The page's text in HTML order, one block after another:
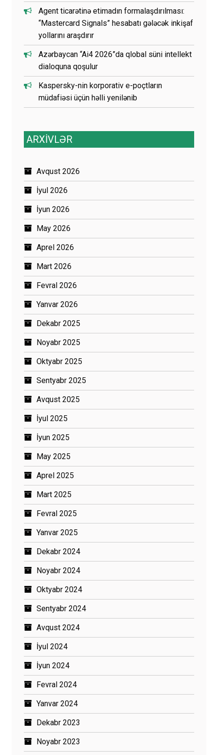
Agent ticarətinə etimadın formalaşdırılması:
“Mastercard Signals” hesabatı gələcək inkişaf
yollarını araşdırır
Azərbaycan “Ai4 2026”da qlobal süni intellekt
dialoquna qoşulur
Kaspersky-nin korporativ e-poçtların
müdafiəsi üçün həlli yenilənib
ARXİVLƏR
Avqust 2026
İyul 2026
İyun 2026
May 2026
Aprel 2026
Mart 2026
Fevral 2026
Yanvar 2026
Dekabr 2025
Noyabr 2025
Oktyabr 2025
Sentyabr 2025
Avqust 2025
İyul 2025
İyun 2025
May 2025
Aprel 2025
Mart 2025
Fevral 2025
Yanvar 2025
Dekabr 2024
Noyabr 2024
Oktyabr 2024
Sentyabr 2024
Avqust 2024
İyul 2024
İyun 2024
Fevral 2024
Yanvar 2024
Dekabr 2023
Noyabr 2023